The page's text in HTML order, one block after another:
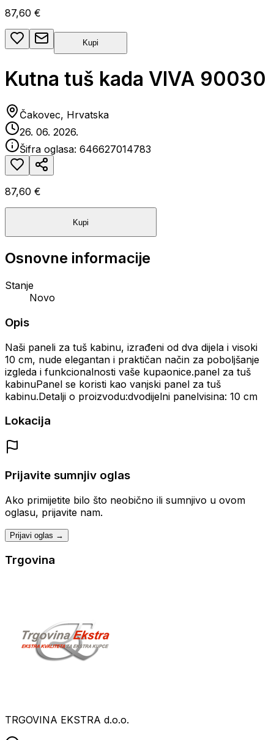
87,60 €
Kupi
Kutna tuš kada VIVA 90030
Čakovec, Hrvatska
26. 06. 2026.
Šifra oglasa: 646627014783
87,60 €
Kupi
Osnovne informacije
Stanje
Novo
Opis
Naši paneli za tuš kabinu, izrađeni od dva dijela i visoki
10 cm, nude elegantan i praktičan način za poboljšanje
izgleda i funkcionalnosti vaše kupaonice.panel za tuš
kabinuPanel se koristi kao vanjski panel za tuš
kabinu.Detalji o proizvodu:dvodijelni panelvisina: 10 cm
Lokacija
Prijavite sumnjiv oglas
Ako primijetite bilo što neobično ili sumnjivo u ovom
oglasu, prijavite nam.
Prijavi oglas →
Trgovina
TRGOVINA EKSTRA d.o.o.